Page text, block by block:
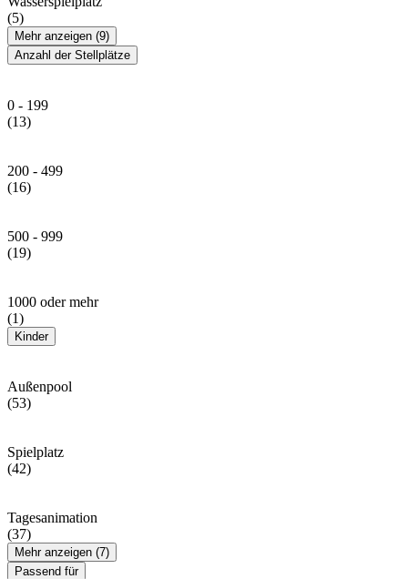
(5)
Mehr anzeigen (9)
Anzahl der Stellplätze
0 - 199
(13)
200 - 499
(16)
500 - 999
(19)
1000 oder mehr
(1)
Kinder
Außenpool
(53)
Spielplatz
(42)
Tagesanimation
(37)
Mehr anzeigen (7)
Passend für